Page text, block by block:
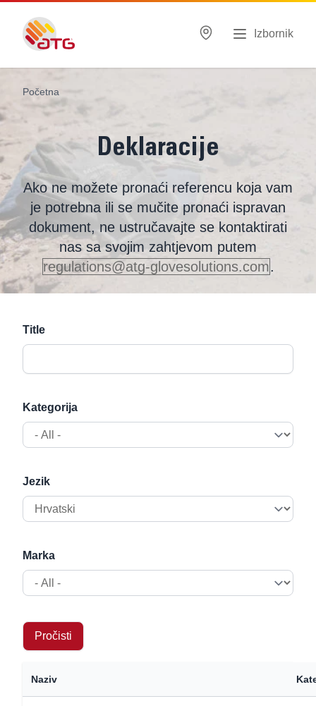
Izbornik
Početna
Deklaracije
Ako ne možete pronaći referencu koja vam
je potrebna ili se mučite pronaći ispravan
dokument, ne ustručavajte se kontaktirati
nas sa svojim zahtjevom putem
regulations@atg-glovesolutions.com.
Prečistači
Title
Kategorija
Jezik
Marka
Documents
Naziv